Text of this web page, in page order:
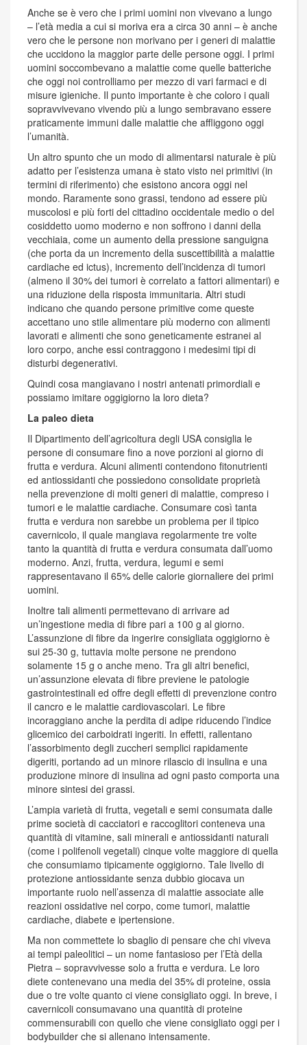
Anche se è vero che i primi uomini non vivevano a lungo
– l’età media a cui si moriva era a circa 30 anni – è anche
vero che le persone non morivano per i generi di malattie
che uccidono la maggior parte delle persone oggi. I primi
uomini soccombevano a malattie come quelle batteriche
che oggi noi controlliamo per mezzo di vari farmaci e di
misure igieniche. Il punto importante è che coloro i quali
sopravvivevano vivendo più a lungo sembravano essere
praticamente immuni dalle malattie che affliggono oggi
l’umanità.
Un altro spunto che un modo di alimentarsi naturale è più
adatto per l’esistenza umana è stato visto nei primitivi (in
termini di riferimento) che esistono ancora oggi nel
mondo. Raramente sono grassi, tendono ad essere più
muscolosi e più forti del cittadino occidentale medio o del
cosiddetto uomo moderno e non soffrono i danni della
vecchiaia, come un aumento della pressione sanguigna
(che porta da un incremento della suscettibilità a malattie
cardiache ed ictus), incremento dell’incidenza di tumori
(almeno il 30% dei tumori è correlato a fattori alimentari) e
una riduzione della risposta immunitaria. Altri studi
indicano che quando persone primitive come queste
accettano uno stile alimentare più moderno con alimenti
lavorati e alimenti che sono geneticamente estranei al
loro corpo, anche essi contraggono i medesimi tipi di
disturbi degenerativi.
Quindi cosa mangiavano i nostri antenati primordiali e
possiamo imitare oggigiorno la loro dieta?
La paleo dieta
Il Dipartimento dell’agricoltura degli USA consiglia le
persone di consumare fino a nove porzioni al giorno di
frutta e verdura. Alcuni alimenti contendono fitonutrienti
ed antiossidanti che possiedono consolidate proprietà
nella prevenzione di molti generi di malattie, compreso i
tumori e le malattie cardiache. Consumare così tanta
frutta e verdura non sarebbe un problema per il tipico
cavernicolo, il quale mangiava regolarmente tre volte
tanto la quantità di frutta e verdura consumata dall’uomo
moderno. Anzi, frutta, verdura, legumi e semi
rappresentavano il 65% delle calorie giornaliere dei primi
uomini.
Inoltre tali alimenti permettevano di arrivare ad
un’ingestione media di fibre pari a 100 g al giorno.
L’assunzione di fibre da ingerire consigliata oggigiorno è
sui 25-30 g, tuttavia molte persone ne prendono
solamente 15 g o anche meno. Tra gli altri benefici,
un’assunzione elevata di fibre previene le patologie
gastrointestinali ed offre degli effetti di prevenzione contro
il cancro e le malattie cardiovascolari. Le fibre
incoraggiano anche la perdita di adipe riducendo l’indice
glicemico dei carboidrati ingeriti. In effetti, rallentano
l’assorbimento degli zuccheri semplici rapidamente
digeriti, portando ad un minore rilascio di insulina e una
produzione minore di insulina ad ogni pasto comporta una
minore sintesi dei grassi.
L’ampia varietà di frutta, vegetali e semi consumata dalle
prime società di cacciatori e raccoglitori conteneva una
quantità di vitamine, sali minerali e antiossidanti naturali
(come i polifenoli vegetali) cinque volte maggiore di quella
che consumiamo tipicamente oggigiorno. Tale livello di
protezione antiossidante senza dubbio giocava un
importante ruolo nell’assenza di malattie associate alle
reazioni ossidative nel corpo, come tumori, malattie
cardiache, diabete e ipertensione.
Ma non commettete lo sbaglio di pensare che chi viveva
ai tempi paleolitici – un nome fantasioso per l’Età della
Pietra – sopravvivesse solo a frutta e verdura. Le loro
diete contenevano una media del 35% di proteine, ossia
due o tre volte quanto ci viene consigliato oggi. In breve, i
cavernicoli consumavano una quantità di proteine
commensurabili con quello che viene consigliato oggi per i
bodybuilder che si allenano intensamente.